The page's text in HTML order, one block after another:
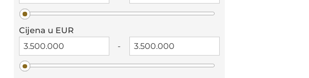
Cijena u EUR
-